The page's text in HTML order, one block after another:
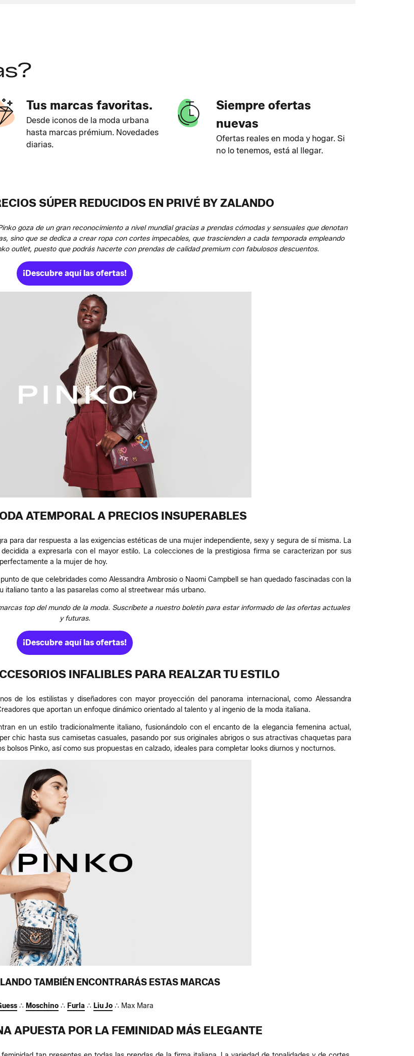
Tus marcas favoritas.
Desde iconos de la moda urbana
hasta marcas prémium. Novedades
diarias.
Siempre ofertas
nuevas
Ofertas reales en moda y hogar. Si
no lo tenemos, está al llegar.
SÚPER REDUCIDOS EN PRIVÉ BY ZALANDO
goza de un gran reconocimiento a nivel mundial gracias a prendas cómodas y sensuales que denotan
sino que se dedica a crear ropa con cortes impecables, que trascienden a cada temporada empleando
outlet, puesto que podrás hacerte con prendas de calidad premium con fabulosos descuentos.
¡Descubre aquí las ofertas!
ATEMPORAL A PRECIOS INSUPERABLES
para dar respuesta a las exigencias estéticas de una mujer independiente, sexy y segura de sí misma. La
a expresarla con el mayor estilo. La colecciones de la prestigiosa firma se caracterizan por sus
a la mujer de hoy.
de que celebridades como Alessandra Ambrosio o Naomi Campbell se han quedado fascinadas con la
italiano tanto a las pasarelas como al streetwear más urbano.
top del mundo de la moda. Suscríbete a nuestro boletín para estar informado de las ofertas actuales
y futuras.
¡Descubre aquí las ofertas!
INFALIBLES PARA REALZAR TU ESTILO
de los estilistas y diseñadores con mayor proyección del panorama internacional, como Alessandra
que aportan un enfoque dinámico orientado al talento y al ingenio de la moda italiana.
en un estilo tradicionalmente italiano, fusionándolo con el encanto de la elegancia femenina actual,
chic hasta sus camisetas casuales, pasando por sus originales abrigos o sus atractivas chaquetas para
bolsos Pinko, así como sus propuestas en calzado, ideales para completar looks diurnos y nocturnos.
TAMBIÉN ENCONTRARÁS ESTAS MARCAS
∴ Moschino∴ Furla∴ Liu Jo∴ Max Mara
APUESTA POR LA FEMINIDAD MÁS ELEGANTE